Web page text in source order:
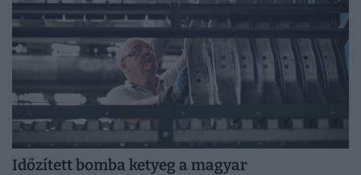
Időzített bomba ketyeg a magyar